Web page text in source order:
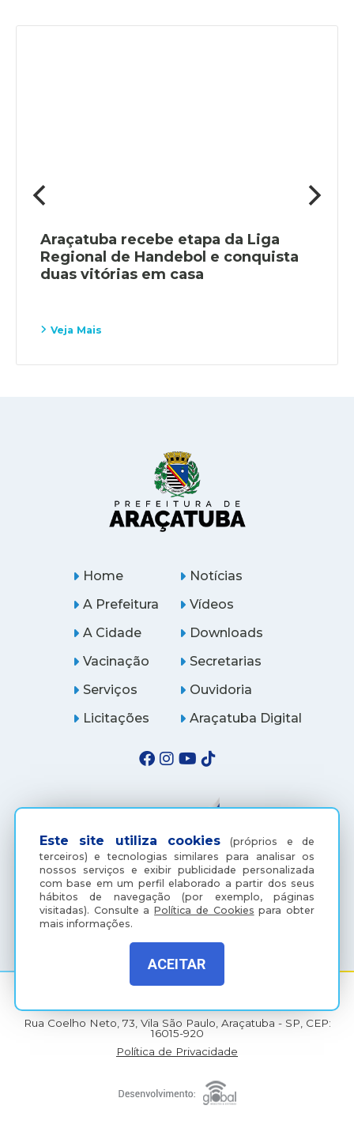
Araçatuba recebe etapa da Liga
Regional de Handebol e conquista
duas vitórias em casa
Veja Mais
Este site utiliza cookies (próprios e de
terceiros) e tecnologias similares para analisar os
nossos serviços e exibir publicidade personalizada
com base em um perfil elaborado a partir dos seus
hábitos de navegação (por exemplo, páginas
visitadas). Consulte aPolítica de Cookies para obter
mais informações.
ACEITAR
Home
A Prefeitura
A Cidade
Notícias
Vídeos
Downloads
Vacinação
Serviços
Licitações
Secretarias
Ouvidoria
Araçatuba Digital
(18) 3607-6500
Rua Coelho Neto, 73, Vila São Paulo, Araçatuba - SP, CEP:
16015-920
Política de Privacidade